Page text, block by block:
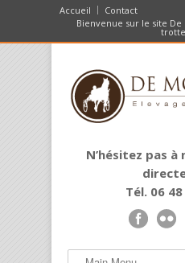
Accueil
Contact
Bienvenue sur le site
N’hésitez pas
Tél. 06